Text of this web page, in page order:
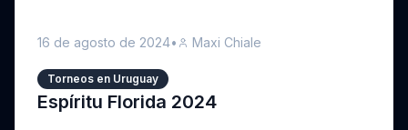
16 de agosto de 2024• Maxi Chiale
Torneos en Uruguay
Espíritu Florida 2024